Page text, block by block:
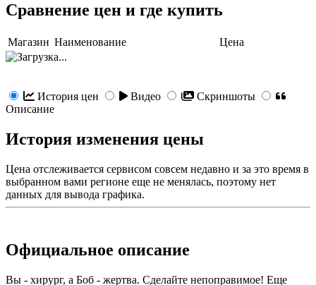
Сравнение цен и где купить
Магазин Наименование Цена
История цен Видео
Скриншоты
Описание
История изменения цены
Цена отслеживается сервисом совсем недавно и за это время в
выбранном вами регионе еще не менялась, поэтому нет
данных для вывода графика.
Официальное описание
Вы - хирург, а Боб - жертва. Сделайте непоправимое! Еще